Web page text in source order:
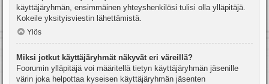
käyttäjäryhmän, ensimmäinen yhteyshenkilösi tulisi olla ylläpitäjä.
Kokeile yksityisviestin lähettämistä.
Ylös
Miksi jotkut käyttäjäryhmät näkyvät eri väreillä?
Foorumin ylläpitäjä voi määritellä tietyn käyttäjäryhmän jäsenille
värin joka helpottaa kyseisen käyttäjäryhmän jäsenten